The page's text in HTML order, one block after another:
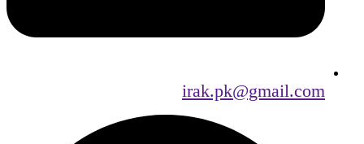
irak.pk@gmail.com